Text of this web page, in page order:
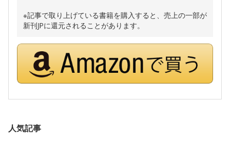
※記事で取り上げている書籍を購入すると、売上の一部が
新刊JPに還元されることがあります。
人気記事